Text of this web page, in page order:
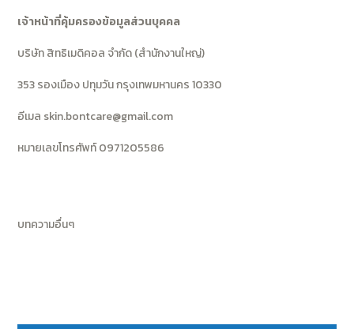
เจ้าหน้าที่คุ้มครองข้อมูลส่วนบุคคล
บริษัท สิทธิเมดิคอล จำกัด (สำนักงานใหญ่)
353 รองเมือง ปทุมวัน กรุงเทพมหานคร 10330
อีเมล skin.bontcare@gmail.com
หมายเลขโทรศัพท์ 0971205586
บทความอื่นๆ